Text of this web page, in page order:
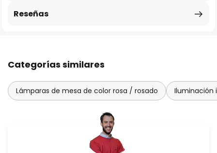
Reseñas
Categorías similares
Lámparas de mesa de color rosa / rosado Iluminación